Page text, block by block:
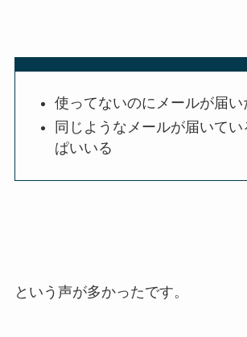
使ってないのにメールが届い
同じようなメールが届いてい
ぱいいる
という声が多かったです。